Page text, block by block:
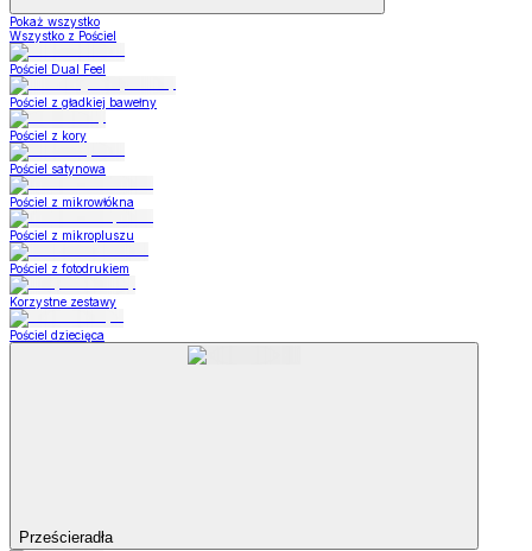
Pokaż wszystko
Wszystko z Pościel
Pościel Dual Feel
Pościel z gładkiej bawełny
Pościel z kory
Pościel satynowa
Pościel z mikrowłókna
Pościel z mikropluszu
Pościel z fotodrukiem
Korzystne zestawy
Pościel dziecięca
Prześcieradła